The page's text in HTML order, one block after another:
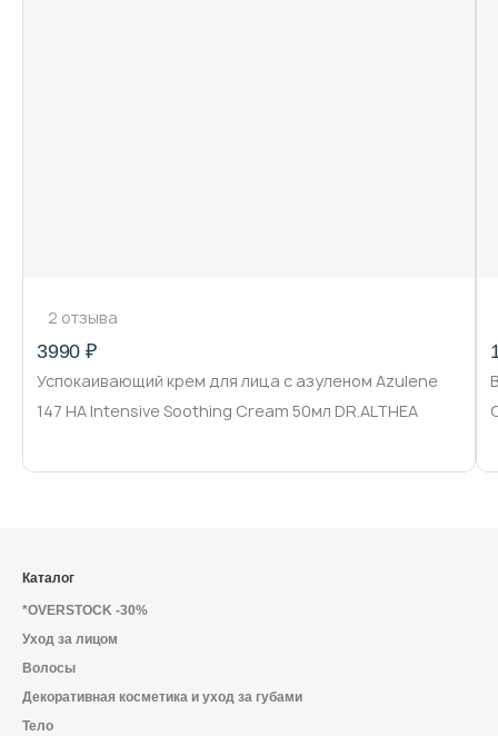
Наборы
Аксессуары
О магазине
Доставка и оплата
Политика конфиденциальности
2 отзыва
3990 ₽
Успокаивающий крем для лица с азуленом Azulene
147 HA Intensive Soothing Cream 50мл DR.ALTHEA
Каталог
*OVERSTOCK -30%
Уход за лицом
Волосы
Декоративная косметика и уход за губами
Тело